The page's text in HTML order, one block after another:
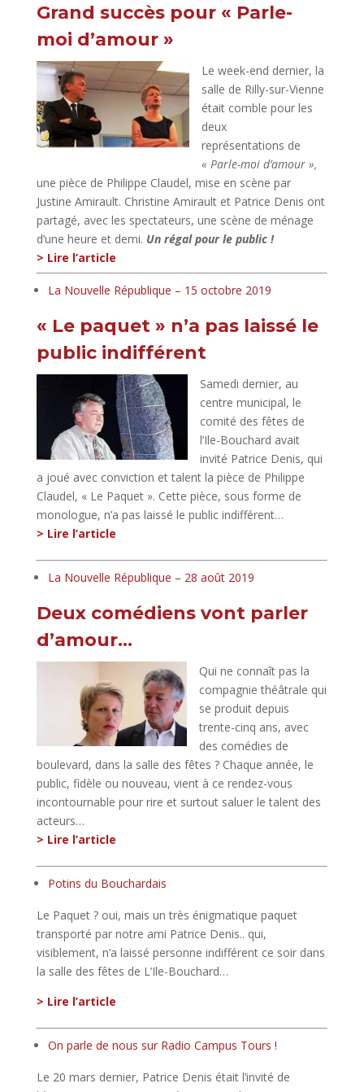
Grand succès pour « Parle-
moi d’amour »
Le week-end dernier, la
salle de Rilly-sur-Vienne
était comble pour les
deux
représentations de
« Parle-moi d’amour »,
une pièce de Philippe Claudel, mise en scène par
Justine Amirault. Christine Amirault et Patrice Denis ont
partagé, avec les spectateurs, une scène de ménage
d’une heure et demi. Un régal pour le public !
> Lire l’article
La Nouvelle République – 15 octobre 2019
« Le paquet » n’a pas laissé le
public indifférent
Samedi dernier, au
centre municipal, le
comité des fêtes de
l’Ile-Bouchard avait
invité Patrice Denis, qui
a joué avec conviction et talent la pièce de Philippe
Claudel, « Le Paquet ». Cette pièce, sous forme de
monologue, n’a pas laissé le public indifférent…
> Lire l’article
La Nouvelle République – 28 août 2019
Deux comédiens vont parler
d’amour…
Qui ne connaît pas la
compagnie théâtrale qui
se produit depuis
trente-cinq ans, avec
des comédies de
boulevard, dans la salle des fêtes ? Chaque année, le
public, fidèle ou nouveau, vient à ce rendez-vous
incontournable pour rire et surtout saluer le talent des
acteurs…
> Lire l’article
Potins du Bouchardais
Le Paquet ? oui, mais un très énigmatique paquet
transporté par notre ami Patrice Denis.. qui,
visiblement, n’a laissé personne indifférent ce soir dans
la salle des fêtes de L’Ile-Bouchard…
> Lire l’article
On parle de nous sur Radio Campus Tours !
Le 20 mars dernier, Patrice Denis était l’invité de